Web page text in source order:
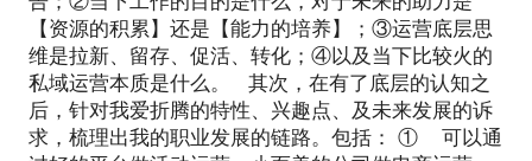
【资源的积累】还是【能力的培养】；③运营底层思
维是拉新、留存、促活、转化；④以及当下比较火的
私域运营本质是什么。 其次，在有了底层的认知之
后，针对我爱折腾的特性、兴趣点、及未来发展的诉
求，梳理出我的职业发展的链路。包括： ① 可以通